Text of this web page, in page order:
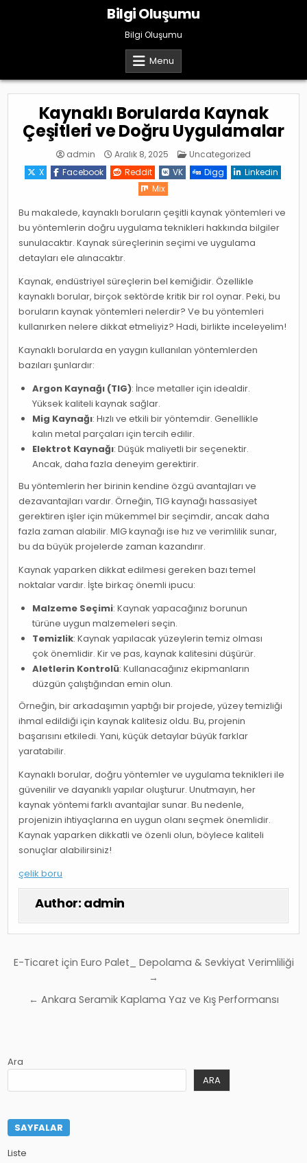
Bilgi Oluşumu
Bilgi Oluşumu
Menu
Kaynaklı Borularda Kaynak
Çeşitleri ve Doğru Uygulamalar
admin Aralık 8, 2025 Posted
Uncategorized
X
Facebook Reddit VK Digg
Linkedin
Mix
Bu makalede, kaynaklı boruların çeşitli kaynak yöntemleri ve
bu yöntemlerin doğru uygulama teknikleri hakkında bilgiler
sunulacaktır. Kaynak süreçlerinin seçimi ve uygulama
detayları ele alınacaktır.
Kaynak, endüstriyel süreçlerin bel kemiğidir. Özellikle
kaynaklı borular, birçok sektörde kritik bir rol oynar. Peki, bu
boruların kaynak yöntemleri nelerdir? Ve bu yöntemleri
kullanırken nelere dikkat etmeliyiz? Hadi, birlikte inceleyelim!
Kaynaklı borularda en yaygın kullanılan yöntemlerden
bazıları şunlardır:
Argon Kaynağı (TIG): İnce metaller için idealdir.
Yüksek kaliteli kaynak sağlar.
Mig Kaynağı: Hızlı ve etkili bir yöntemdir. Genellikle
kalın metal parçaları için tercih edilir.
Elektrot Kaynağı: Düşük maliyetli bir seçenektir.
Ancak, daha fazla deneyim gerektirir.
Bu yöntemlerin her birinin kendine özgü avantajları ve
dezavantajları vardır. Örneğin, TIG kaynağı hassasiyet
gerektiren işler için mükemmel bir seçimdir, ancak daha
fazla zaman alabilir. MIG kaynağı ise hız ve verimlilik sunar,
bu da büyük projelerde zaman kazandırır.
Kaynak yaparken dikkat edilmesi gereken bazı temel
noktalar vardır. İşte birkaç önemli ipucu:
Malzeme Seçimi: Kaynak yapacağınız borunun
türüne uygun malzemeleri seçin.
Temizlik: Kaynak yapılacak yüzeylerin temiz olması
çok önemlidir. Kir ve pas, kaynak kalitesini düşürür.
Aletlerin Kontrolü: Kullanacağınız ekipmanların
düzgün çalıştığından emin olun.
Örneğin, bir arkadaşımın yaptığı bir projede, yüzey temizliği
ihmal edildiği için kaynak kalitesiz oldu. Bu, projenin
başarısını etkiledi. Yani, küçük detaylar büyük farklar
yaratabilir.
Kaynaklı borular, doğru yöntemler ve uygulama teknikleri ile
güvenilir ve dayanıklı yapılar oluşturur. Unutmayın, her
kaynak yöntemi farklı avantajlar sunar. Bu nedenle,
projenizin ihtiyaçlarına en uygun olanı seçmek önemlidir.
Kaynak yaparken dikkatli ve özenli olun, böylece kaliteli
sonuçlar alabilirsiniz!
çelik boru
Author: admin
Yazı
E-Ticaret için Euro Palet_ Depolama & Sevkiyat Verimliliği
→
← Ankara Seramik Kaplama Yaz ve Kış Performansı
Ara
ARA
SAYFALAR
Liste